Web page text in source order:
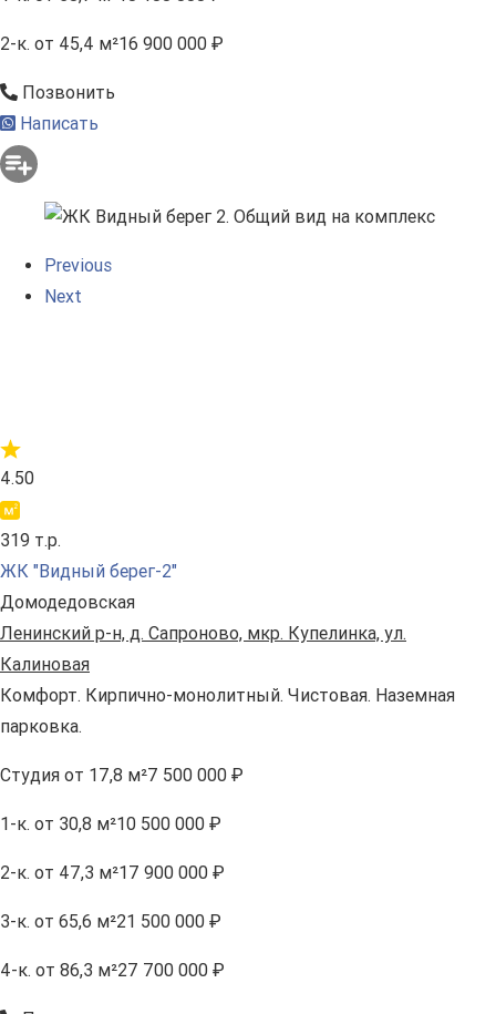
2-к. от 45,4 м²16 900 000 ₽
Позвонить
Написать
Previous
Next
4.50
319 т.р.
ЖК "Видный берег-2"
Домодедовская
Ленинский р-н, д. Сапроново, мкр. Купелинка, ул.
Калиновая
Комфорт. Кирпично-монолитный. Чистовая. Наземная
парковка.
Студия от 17,8 м²7 500 000 ₽
1-к. от 30,8 м²10 500 000 ₽
2-к. от 47,3 м²17 900 000 ₽
3-к. от 65,6 м²21 500 000 ₽
4-к. от 86,3 м²27 700 000 ₽